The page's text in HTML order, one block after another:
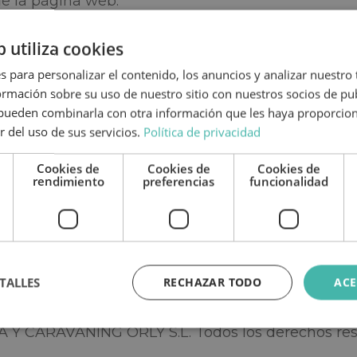
para transmitir, almacenar, divulgar,
código informático, archivos o programas
programa o equipo informático o de
Propiedad Industrial e Intelectual
sí o como cesionaria, es titular de todos los
los elementos contenidos en la misma (a
combinaciones de colores, estructura y
su funcionamiento, acceso y uso, etc.).
8 y 32.1, párrafo segundo, de la Ley de
y la comunicación pública, incluida su
página web, con fines comerciales, en
CARAVANING ORLY S.L. Todos los derechos
utiliza cookies
para personalizar el contenido, los anuncios y analizar nuestro
sobre su uso de nuestro sitio con nuestros socios de
combinarla con otra información que les haya
del uso de sus servicios. Política de privacidad
Cookies de
rendimiento
Cookies de
preferencias
Cookies de
funcionalidad
RECHAZAR TODO